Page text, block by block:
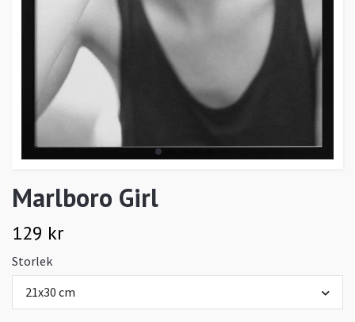
Marlboro Girl
129 kr
Storlek
21x30 cm